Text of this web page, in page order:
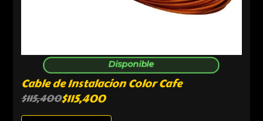
Disponible
Cable de Instalacion Color Cafe
$115,400$115,400